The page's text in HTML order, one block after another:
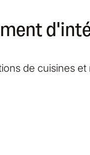
de cuisines